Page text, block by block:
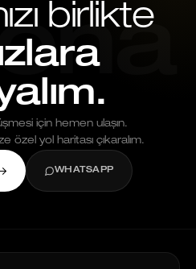
birlikte
için hemen ulaşın.
özel yol haritası çıkaralım.
WHATSAPP